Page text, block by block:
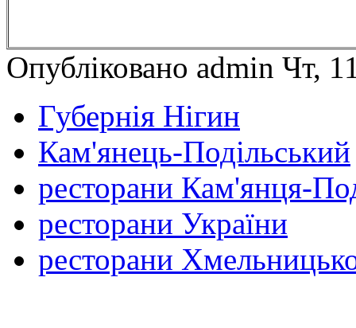
Опубліковано admin Чт,
Губернія Нігин
Кам'янець-Подільський
ресторани Кам'янця-
ресторани України
ресторани